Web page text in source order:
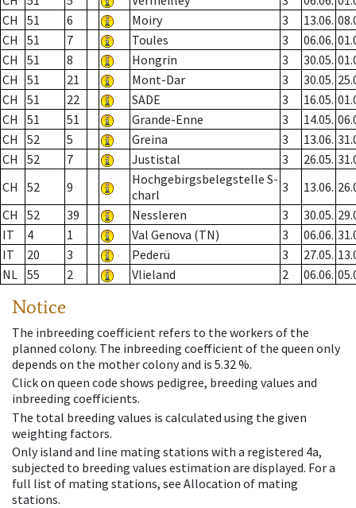
CH
51 6 Moiry 3 13.06.
CH
51 7 Toules 3 06.06.
CH
51 8 Hongrin 3 30.05.
CH
51 21 Mont-Dar 3 30.05.
CH
51 22 SADE 3 16.05.
CH
51 51 Grande-Enne 3 14.05.
CH
52 5 Greina 3 13.06.
CH
52 7 Justistal 3 26.05.
CH
52 9
Hochgebirgsbelegstelle S-
charl
3 13.06.
CH
52 39 Nessleren 3 30.05.
IT
4 1 Val Genova (TN) 3 06.06.
IT
20 3 Pederü 3 27.05.
NL 55 2 Vlieland 2 06.06.
Notice
The inbreeding coefficient refers to the workers of the
planned colony. The inbreeding coefficient of the queen only
depends on the mother colony and is 5.32 %.
Click on queen code shows pedigree, breeding values and
inbreeding coefficients.
The total breeding values is calculated using the given
weighting factors.
Only island and line mating stations with a registered 4a,
subjected to breeding values estimation are displayed. For a
full list of mating stations, see Allocation of mating
stations.